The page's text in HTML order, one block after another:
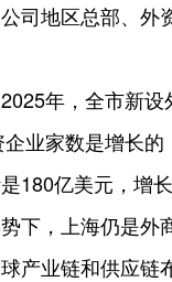
司地区总部、外
年，全市新设
业家数是增长的
180亿美元，增
下，上海仍是外
产业链和供应链